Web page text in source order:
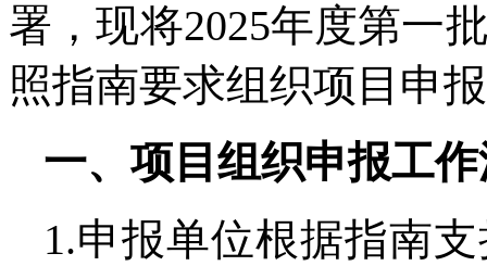
署，现将2025年度第一
照指南要求组织项目申
一、项目组织申报工
1.申报单位根据指南